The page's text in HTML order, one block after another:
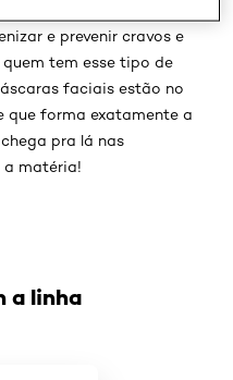
e prevenir cravos e
tem esse tipo de
faciais estão no
que forma exatamente a
pra lá nas
a matéria!
a linha